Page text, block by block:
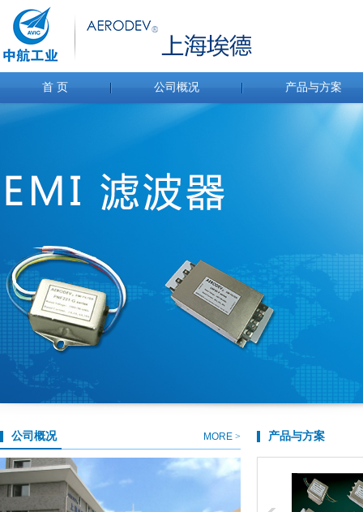
首 页 公司概况 产品与方案
公司概况 MORE > 产品与方案
国产化电源系列产品
凭借深厚的技术实力与多年解决电磁干扰问